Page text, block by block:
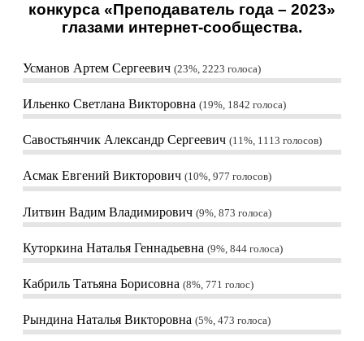
конкурса «Преподаватель года – 2023»
глазами интернет-сообщества.
Усманов Артем Сергеевич 23%, 2223 голоса
Ильенко Светлана Викторовна 19%, 1842 голоса
Савостьянчик Александр Сергеевич 11%, 1113 голосов
Асмак Евгений Викторович 10%, 977 голосов
Литвин Вадим Владимирович 9%, 873 голоса
Куторкина Наталья Геннадьевна 9%, 844 голоса
Кабриль Татьяна Борисовна 8%, 771 голос
Рындина Наталья Викторовна 5%, 473 голоса